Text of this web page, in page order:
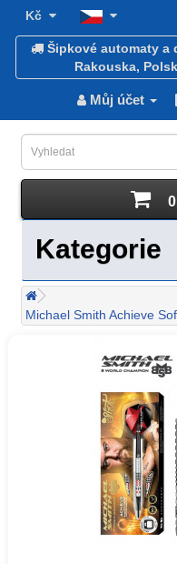
Kč
Šipkové automaty a
Rakouska,
Můj účet
Kategorie
Michael Smith Achieve